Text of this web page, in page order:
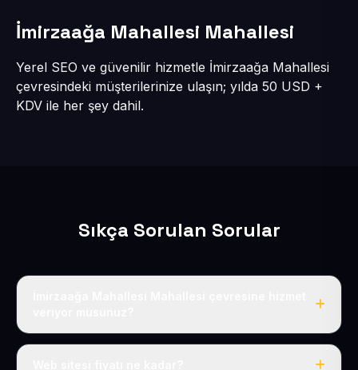
İmirzaağa Mahallesi Mahallesi
Yerel SEO ve güvenilir hizmetle İmirzaağa Mahallesi
çevresindeki müşterilerinize ulaşın; yılda 50 USD +
KDV ile her şey dahil.
Sıkça Sorulan Sorular
Evet, İmirzaağa Mahallesi dahil tüm Sarız ve Sarız